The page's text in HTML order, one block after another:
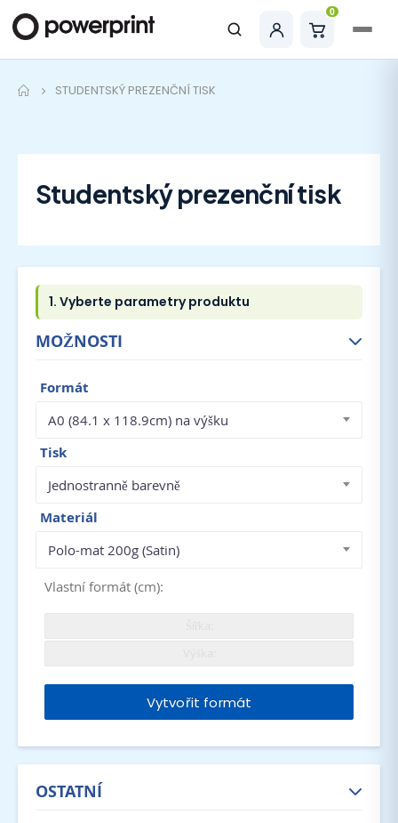
Hledat
0
STUDENTSKÝ PREZENČNÍ TISK
Studentský prezenční tisk
OSTATNÍ
MOŽNOSTI
Formát
A0 (84.1 x 118.9cm) na výšku
Tisk
Jednostranně barevně
Materiál
Polo-mat 200g (Satin)
Vlastní formát (cm):
Vytvořit formát